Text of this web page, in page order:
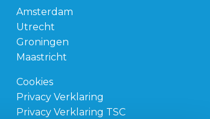
Amsterdam
Utrecht
Groningen
Maastricht
Cookies
Privacy Verklaring
Privacy Verklaring TSC